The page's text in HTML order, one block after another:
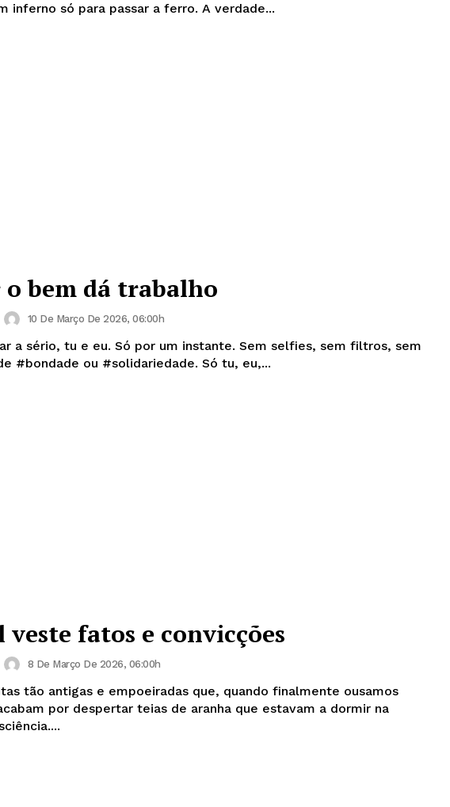
de mais um inferno só para passar a ferro. A verdade...
o bem dá trabalho
10 De Março De 2026, 06:00h
a sério, tu e eu. Só por um instante. Sem selfies, sem filtros, sem
#bondade ou #solidariedade. Só tu, eu,...
veste fatos e convicções
8 De Março De 2026, 06:00h
tão antigas e empoeiradas que, quando finalmente ousamos
por despertar teias de aranha que estavam a dormir na